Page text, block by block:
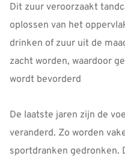
Dit zuur veroorzaakt
oplossen van het
drinken of zuur uit de
zacht worden, waardoor
wordt bevorderd
De laatste jaren zijn de
veranderd. Zo worden
sportdranken gedronken.